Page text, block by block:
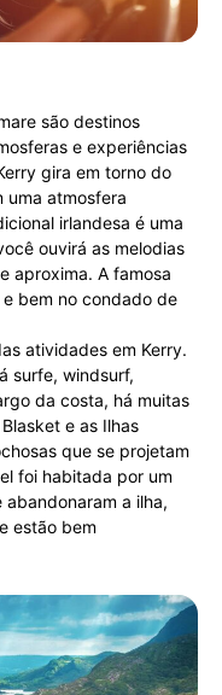
são destinos
e experiências
gira em torno do
uma atmosfera
irlandesa é uma
ouvirá as melodias
aproxima. A famosa
bem no condado de
atividades em Kerry.
surfe, windsurf,
da costa, há muitas
e as Ilhas
que se projetam
foi habitada por um
a ilha,
estão bem